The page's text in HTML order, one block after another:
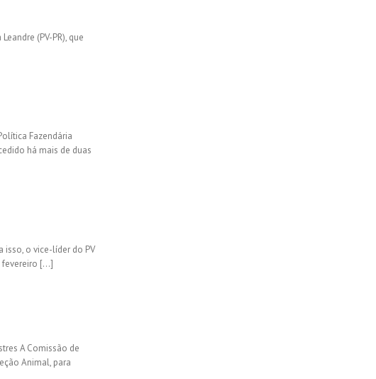
(PV-PR), que
Fazendária
há mais de duas
isso, o vice-líder do PV
fevereiro […]
A Comissão de
Animal, para